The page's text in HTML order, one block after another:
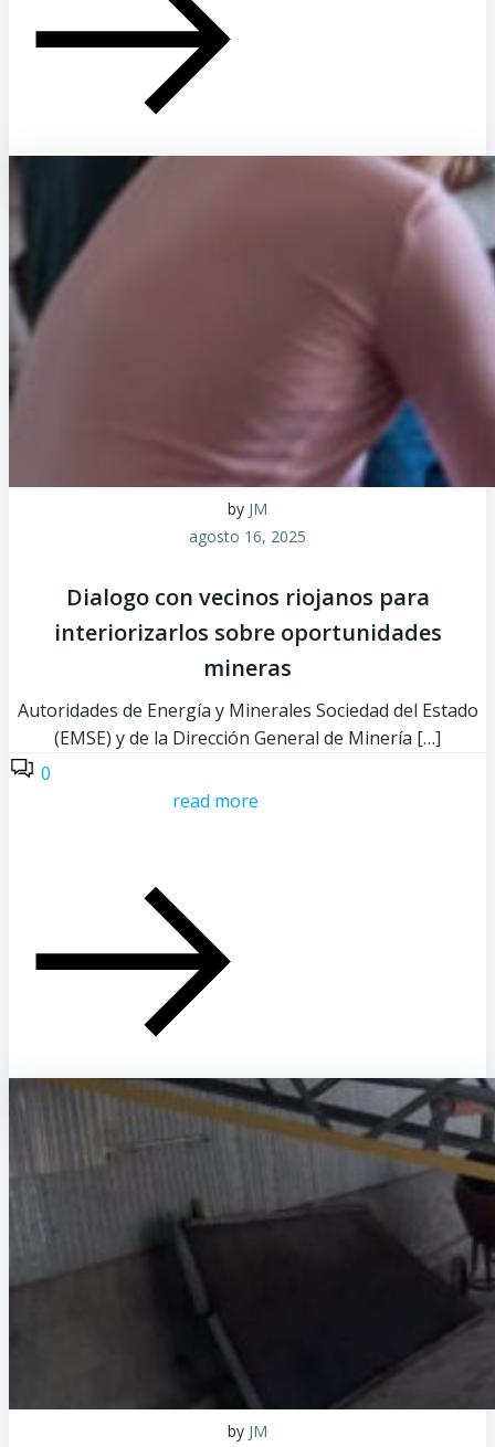
by JM
agosto 16, 2025
Dialogo con vecinos riojanos para
interiorizarlos sobre oportunidades
mineras
Autoridades de Energía y Minerales Sociedad del Estado
(EMSE) y de la Dirección General de Minería […]
0
read more
by JM